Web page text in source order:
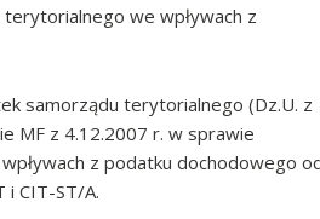
we wpływach z
samorządu terytorialnego (Dz.U. z
MF z 4.12.2007 r. w sprawie
z podatku dochodowego
i CIT-ST/A.